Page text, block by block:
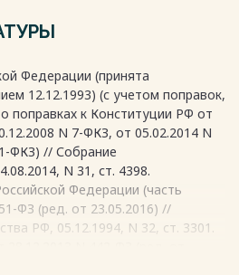
социальной политики
элементом для
политики.
после покупки
Федерации (принята
12.12.1993) (с учетом поправок,
поправках к Конституции РФ от
N 7-ФКЗ, от 05.02.2014 N
ФКЗ) // Собрание
N 31, ст. 4398.
Федерации (часть
ФЗ (ред. от 23.05.2016) //
РФ, 05.12.1994, N 32, ст. 3301.
обслуживания